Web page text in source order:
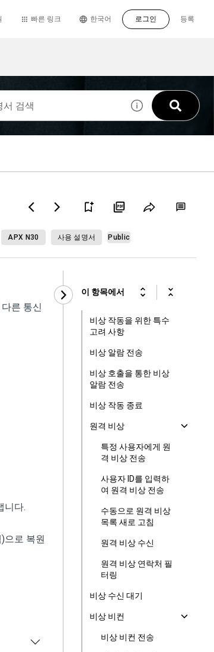
빠른 링크 등록
한국어 로그인
APX N30 사용 설명서 Public
른 통신
니다.
으로 복원
이 항목에서
비상 작동을 위한 특수
고려 사항
비상 알람 전송
비상 호출을 통한 비상
알람 전송
비상 작동 종료
원격 비상
특정 사용자에게 원
격 비상 전송
사용자 ID를 입력하
여 원격 비상 전송
수동으로 원격 비상
목록 새로 고침
원격 비상 수신
원격 비상 연락처 필
터링
비상 수신 대기
비상 비컨
비상 비컨 전송